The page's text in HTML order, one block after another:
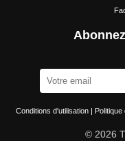
Conditions d'utilisation
© 2026